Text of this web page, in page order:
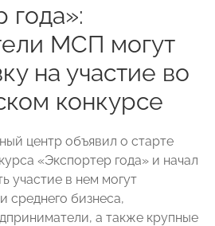
года»:
МСП могут
на участие во
конкурсе
центр объявил о старте
«Экспортер года» и начал
участие в нем могут
среднего бизнеса,
а также крупные